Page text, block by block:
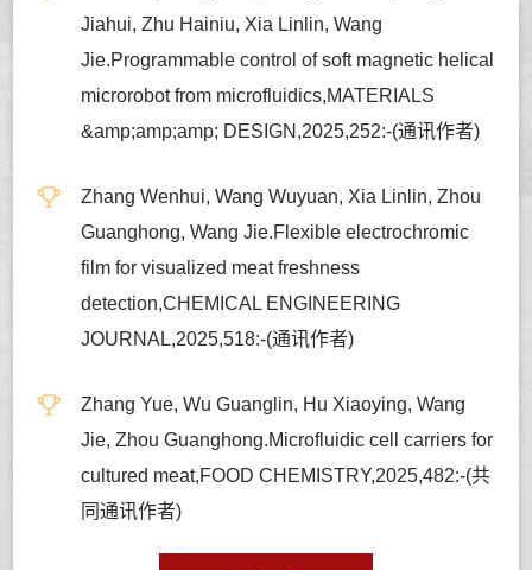
Jiahui, Zhu Hainiu, Xia Linlin, Wang
Jie.Programmable control of soft magnetic helical
microrobot from microfluidics,MATERIALS
&amp;amp;amp; DESIGN,2025,252:-(通讯作者)
Zhang Wenhui, Wang Wuyuan, Xia Linlin, Zhou
Guanghong, Wang Jie.Flexible electrochromic
film for visualized meat freshness
detection,CHEMICAL ENGINEERING
JOURNAL,2025,518:-(通讯作者)
Zhang Yue, Wu Guanglin, Hu Xiaoying, Wang
Jie, Zhou Guanghong.Microfluidic cell carriers for
cultured meat,FOOD CHEMISTRY,2025,482:-(共
同通讯作者)